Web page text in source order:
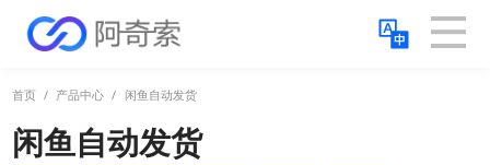
首页 / 产品中心 / 闲鱼自动发货
闲鱼自动发货